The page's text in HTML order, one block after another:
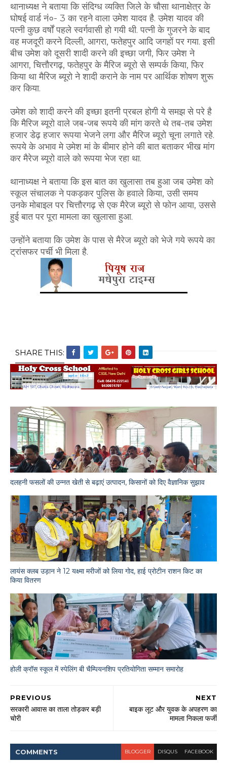
थानाध्यक्ष ने बताया कि संदिग्ध व्यक्ति जिले के चौसा थानाक्षेत्र के
घोषई वार्ड नं०- 3 का रहने वाला उमेश यादव है. उमेश यादव की
पत्नी कुछ वर्षों पहले स्वर्गवासी हो गयी थी. पत्नी के गुजरने के बाद
वह मजदूरी करने दिल्ली, आगरा, फतेहपुर आदि जगहों पर गया. इसी
बीच उमेश को दूसरी शादी करने की इच्छा जगी, फिर उमेश ने
आगरा, चित्तौरगढ़, फतेहपुर के मैरिज ब्यूरो से सम्पर्क किया, फिर
किया था मैरिज ब्यूरो ने शादी कराने के नाम पर आर्थिक शोषण शुरू
कर किया.
उमेश को शादी करने की इच्छा इतनी प्रबल होगी ये समझ से परे है
कि मैरिज ब्यूरो वाले जब-जब रूपये की मांग करते थे तब-तब उमेश
हजार डेढ़ हजार रूपया भेजने लगा और मैरिज ब्यूरो चूना लगाते रहे.
रूपये के अभाव मे उमेश मां के बीमार होने की बात बताकर भीख मांग
कर मैरेज ब्यूरो वाले को रूपया भेज रहा था.
थानाध्यक्ष ने बताया कि इस बात का खुलासा तब हुआ जब उमेश को
स्कूल संचालक ने पकड़कर पुलिस के हवाले किया, उसी समय
उनके मोबाइल पर चित्तौरगढ़ से एक मैरेज ब्यूरो से फोन आया, उससे
हुई बात पर पूरा मामला का खुलासा हुआ.
उन्होंने बताया कि उमेश के पास से मैरेज ब्यूरो को भेजे गये रूपये का
ट्रांसफर पर्ची भी मिला है.
SHARE THIS:
दलहनी फसलों की उन्नत खेती से बढ़ाएं उत्पादन, किसानों को दिए वैज्ञानिक सुझाव
लायंस क्लब उड़ान ने 12 यक्ष्मा मरीजों को लिया गोद, हाई प्रोटीन राशन किट का
किया वितरण
होली क्रॉस स्कूल में स्पेलिंग बी चैम्पियनशिप प्रतियोगिता सम्मान समारोह
NEXT
बाइक लूट और युवक के अपहरण का
मामला निकला फर्जी
PREVIOUS
सरकारी आवास का ताला तोड़कर बड़ी
चोरी
COMMENTS BLOGGER DISQUS FACEBOOK